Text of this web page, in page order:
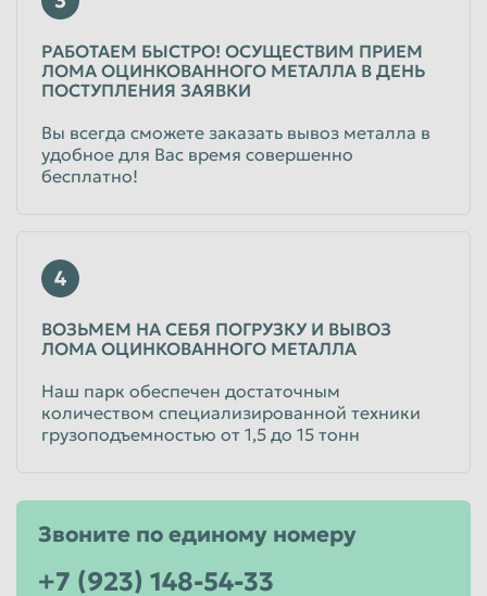
РАБОТАЕМ БЫСТРО! ОСУЩЕСТВИМ ПРИЕМ
ЛОМА ОЦИНКОВАННОГО МЕТАЛЛА В ДЕНЬ
ПОСТУПЛЕНИЯ ЗАЯВКИ
Вы всегда сможете заказать вывоз металла в
удобное для Вас время совершенно
бесплатно!
4
ВОЗЬМЕМ НА СЕБЯ ПОГРУЗКУ И ВЫВОЗ
ЛОМА ОЦИНКОВАННОГО МЕТАЛЛА
Наш парк обеспечен достаточным
количеством специализированной техники
грузоподъемностью от 1,5 до 15 тонн
Звоните по единому номеру
+7 (923) 148-54-33